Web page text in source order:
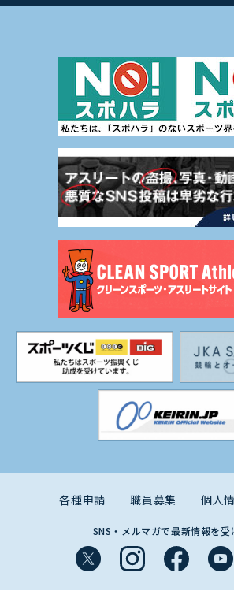
各種申請 職員募集 個人
SNS・メルマガで最新情報を受